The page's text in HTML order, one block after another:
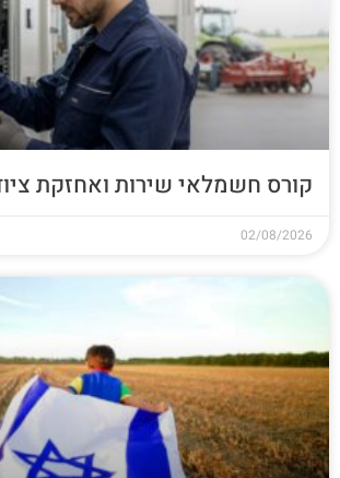
קורס חשמלאי שירות ואחזקת
02/08/2026